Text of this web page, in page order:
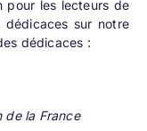
pour les lecteurs de
dédicaces sur notre
dédicaces :
de la France